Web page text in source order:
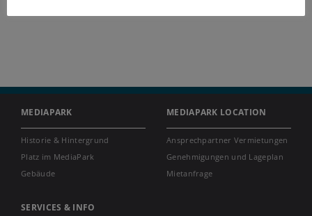
MEDIAPARK
Historie & Hintergrund
Platz im MediaPark
Gebäude
MEDIAPARK LOCATION
Ansprechpartner Vermietungen
Genehmigungen und Lageplan
Mietanfrage
SERVICES & INFO